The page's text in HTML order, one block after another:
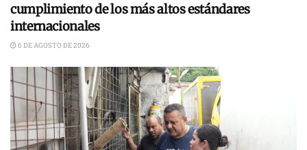
cumplimiento de los más altos estándares
internacionales
6 DE AGOSTO DE 2026